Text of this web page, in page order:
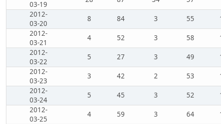
03-19
2012-
03-20
8 84 3 55
2012-
03-21
4 52 3 58
2012-
03-22
5 27 3 49
2012-
03-23
3 42 2 53
2012-
03-24
5 45 3 52
2012-
03-25
4 59 3 64